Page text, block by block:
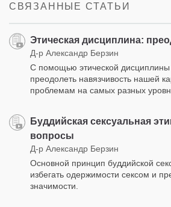
СВЯЗАННЫЕ СТАТЬИ
Этическая дисциплина:
Д-р Александр Берзин
С помощью этической
преодолеть навязчивость нашей
проблемам на самых разных
Буддийская сексуальная
вопросы
Д-р Александр Берзин
Основной принцип буддийской
избегать одержимости сексом и
значимости.